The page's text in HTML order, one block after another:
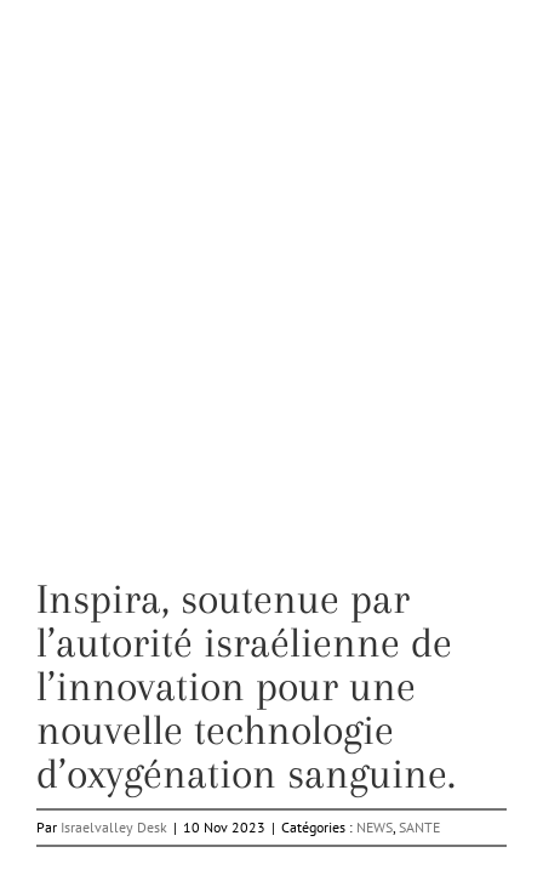
Inspira, soutenue par
l’autorité israélienne de
l’innovation pour une
nouvelle technologie
d’oxygénation sanguine.
Par Israelvalley Desk | 10 Nov 2023 | Catégories : NEWS, SANTE